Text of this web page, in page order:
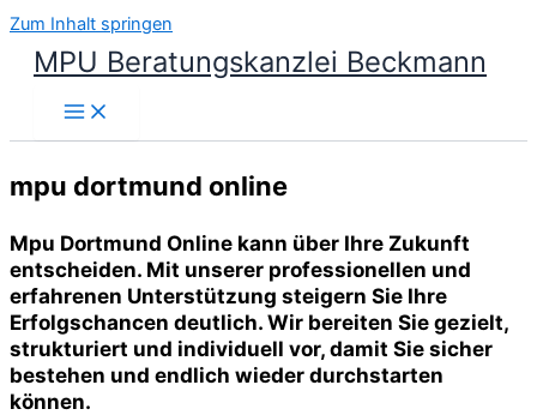
Zum Inhalt springen
MPU Beratungskanzlei Beckmann
mpu dortmund online
Mpu Dortmund Online kann über Ihre Zukunft
entscheiden. Mit unserer professionellen und
erfahrenen Unterstützung steigern Sie Ihre
Erfolgschancen deutlich. Wir bereiten Sie gezielt,
strukturiert und individuell vor, damit Sie sicher
bestehen und endlich wieder durchstarten
können.